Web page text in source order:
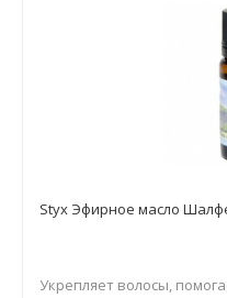
Styx Эфирное масло
Укрепляет волосы,